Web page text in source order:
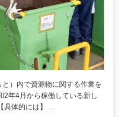
）内で資源物に関する作業を
2年4月から稼働している新し
具体的には】 …